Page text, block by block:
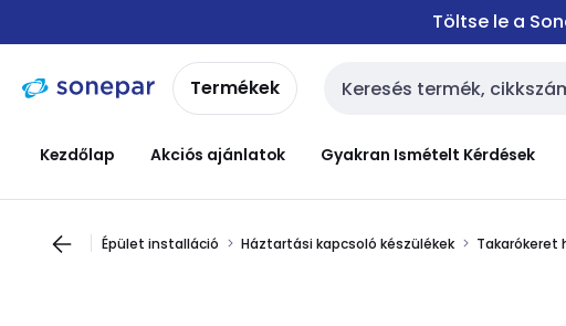
navigációhoztartalomra
Töltse le a
Termékek Keresési bemenet
Kezdőlap Akciós ajánlatok Gyakran Ismételt Kérdések
Épület installáció Háztartási kapcsoló készülékek Takarókeret